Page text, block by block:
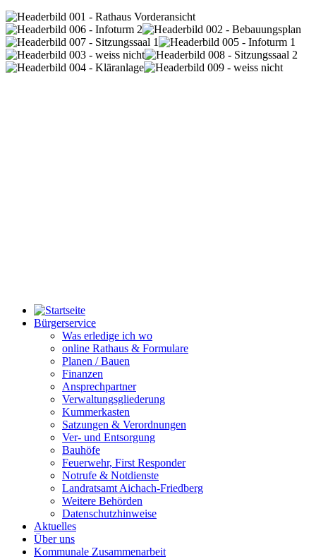
Bürgerservice
Was erledige ich wo
online Rathaus & Formulare
Planen / Bauen
Finanzen
Ansprechpartner
Verwaltungsgliederung
Kummerkasten
Satzungen & Verordnungen
Ver- und Entsorgung
Bauhöfe
Feuerwehr, First Responder
Notrufe & Notdienste
Landratsamt Aichach-Friedberg
Weitere Behörden
Datenschutzhinweise
Aktuelles
Über uns
Kommunale Zusammenarbeit